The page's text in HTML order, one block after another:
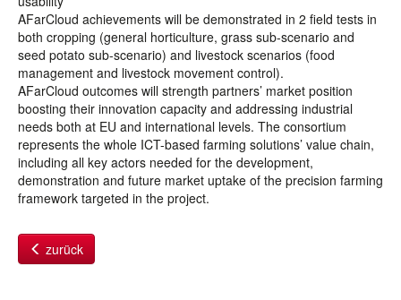
AFarCloud achievements will be demonstrated in 2 field tests in
both cropping (general horticulture, grass sub-scenario and
seed potato sub-scenario) and livestock scenarios (food
management and livestock movement control).
AFarCloud outcomes will strength partners’ market position
boosting their innovation capacity and addressing industrial
needs both at EU and international levels. The consortium
represents the whole ICT-based farming solutions’ value chain,
including all key actors needed for the development,
demonstration and future market uptake of the precision farming
framework targeted in the project.
zurück